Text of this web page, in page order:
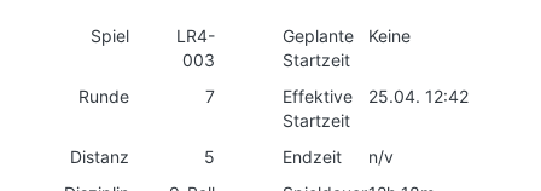
Spiel
LR4-
003
Geplante
Startzeit
Keine
Runde 7
Effektive
Startzeit
25.04. 12:42
Distanz 5 Endzeit
n/v